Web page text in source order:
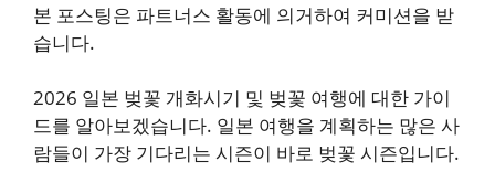
본 포스팅은 파트너스 활동에 의거하여 커미션을 받
습니다.
2026 일본 벚꽃 개화시기 및 벚꽃 여행에 대한 가이
드를 알아보겠습니다. 일본 여행을 계획하는 많은 사
람들이 가장 기다리는 시즌이 바로 벚꽃 시즌입니다.